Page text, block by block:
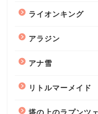
ライオンキング
アラジン
アナ雪
リトルマーメイド
塔の上のラプンツ